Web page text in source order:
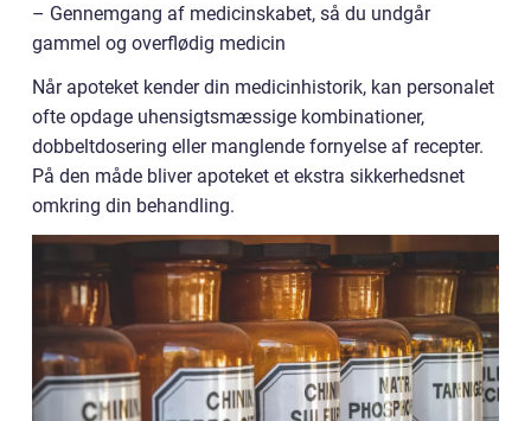
– Gennemgang af medicinskabet, så du undgår
gammel og overflødig medicin
Når apoteket kender din medicinhistorik, kan personalet
ofte opdage uhensigtsmæssige kombinationer,
dobbeltdosering eller manglende fornyelse af recepter.
På den måde bliver apoteket et ekstra sikkerhedsnet
omkring din behandling.